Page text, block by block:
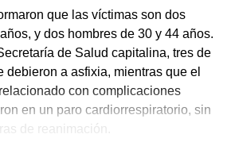
que las víctimas son dos
y dos hombres de 30 y 44 años.
de Salud capitalina, tres de
debieron a asfixia, mientras que el
con complicaciones
en un paro cardiorrespiratorio, sin
de reanimación.